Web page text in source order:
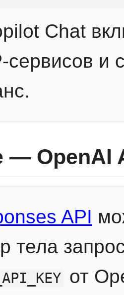
Chat
сервисов и
— OpenAI
API
тела
от